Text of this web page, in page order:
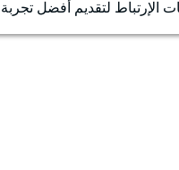
الإرتباط لتقديم أفضل